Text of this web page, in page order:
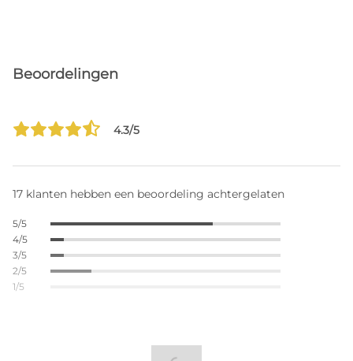
Beoordelingen
4.3/5
17 klanten hebben een beoordeling achtergelaten
5/5
4/5
3/5
2/5
1/5